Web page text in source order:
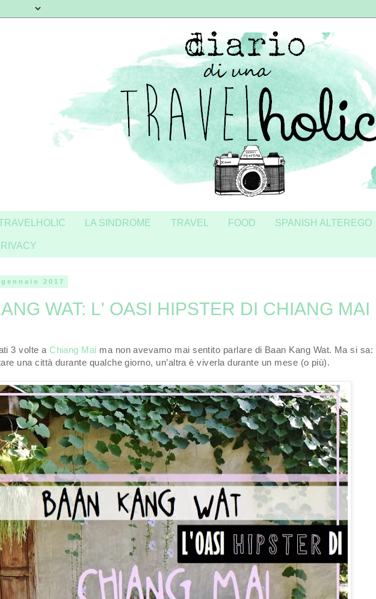
LA SINDROME TRAVEL FOOD SPANISH ALTEREGO
2017
WAT: L' OASI HIPSTER DI CHIANG MAI
3 volte a Chiang Mai ma non avevamo mai sentito parlare di Baan Kang Wat. Ma si sa:
una città durante qualche giorno, un’altra è viverla durante un mese (o più).